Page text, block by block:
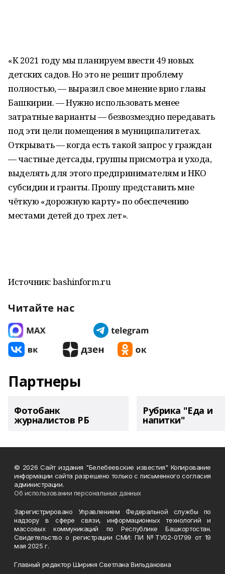
«К 2021 году мы планируем ввести 49 новых
детских садов. Но это не решит проблему
полностью, — выразил свое мнение врио главы
Башкирии. — Нужно использовать менее
затратные варианты — безвозмездно передавать
под эти цели помещения в муниципалитетах.
Открывать — когда есть такой запрос у граждан
— частные детсады, группы присмотра и ухода,
выделять для этого предпринимателям и НКО
субсидии и гранты. Прошу представить мне
чёткую «дорожную карту» по обеспечению
местами детей до трех лет».
Источник: bashinform.ru
Читайте нас
Партнеры
Фотобанк
журналистов РБ
Рубрика "Еда и
напитки"
© 2026 Сайт издания "Белебеевские известия" Копирование
информации сайта разрешено только с письменного согласия
администрации.
Об использовании персональных данных
Зарегистрировано Управлением Федеральной службы по
надзору в сфере связи, информационных технологий и
массовых коммуникаций по Республике Башкортостан.
Свидетельство о регистрации СМИ: ПИ №ТУ02-01799 от 19
мая 2025 г.
Главный редактор Шириня Светлана Вильдановна